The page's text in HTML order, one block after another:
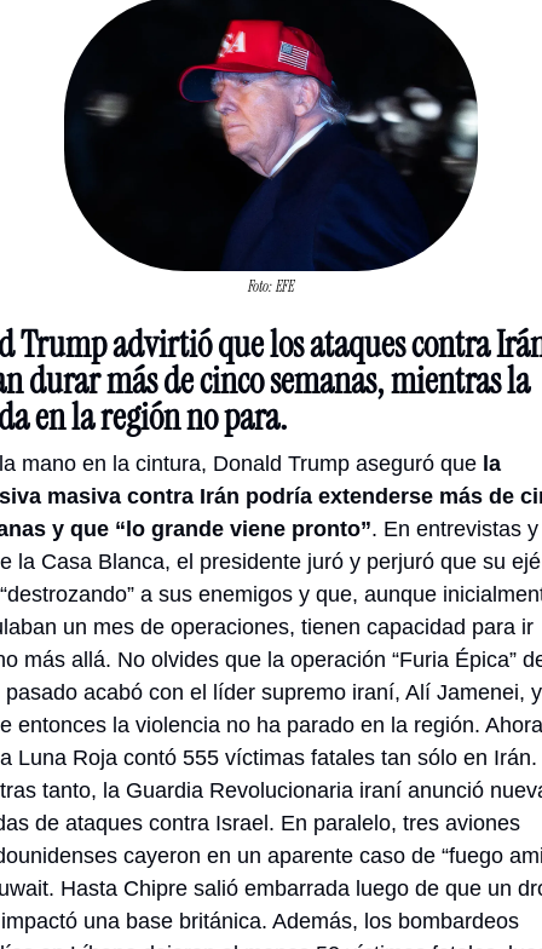
Foto: EFE
Trump advirtió que los ataques contra
durar más de cinco semanas, mientras la
en la región no para.
mano en la cintura, Donald Trump aseguró que la
masiva contra Irán podría extenderse más de
y que “lo grande viene pronto”. En entrevistas y
la Casa Blanca, el presidente juró y perjuró que su
a sus enemigos y que, aunque
un mes de operaciones, tienen capacidad para ir
pasado acabó con el líder supremo iraní, Alí Jamenei, y
entonces la violencia no ha parado en la región.
Luna Roja contó 555 víctimas fatales tan sólo en Irán.
tanto, la Guardia Revolucionaria iraní anunció
de ataques contra Israel. En paralelo, tres aviones
cayeron en un aparente caso de “fuego
Hasta Chipre salió embarrada luego de que un
una base británica. Además, los bombardeos